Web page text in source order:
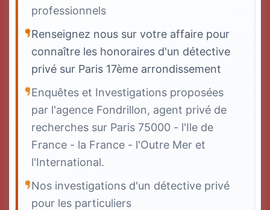
professionnels
Renseignez nous sur votre affaire pour
connaître les honoraires d'un détective
privé sur Paris 17ème arrondissement
Enquêtes et Investigations proposées
par l'agence Fondrillon, agent privé de
recherches sur Paris 75000 - l'Ile de
France - la France - l'Outre Mer et
l'International.
Nos investigations d'un détective privé
pour les particuliers